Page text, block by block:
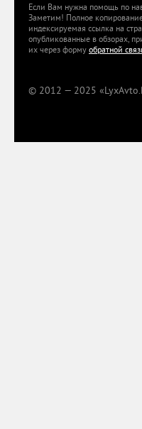
Если Вам нужна помощь по
Заметим! Полное
индексируемая ссылка на
опубликованные в обзорах,
их через форму обратной
© 2012 — 2025